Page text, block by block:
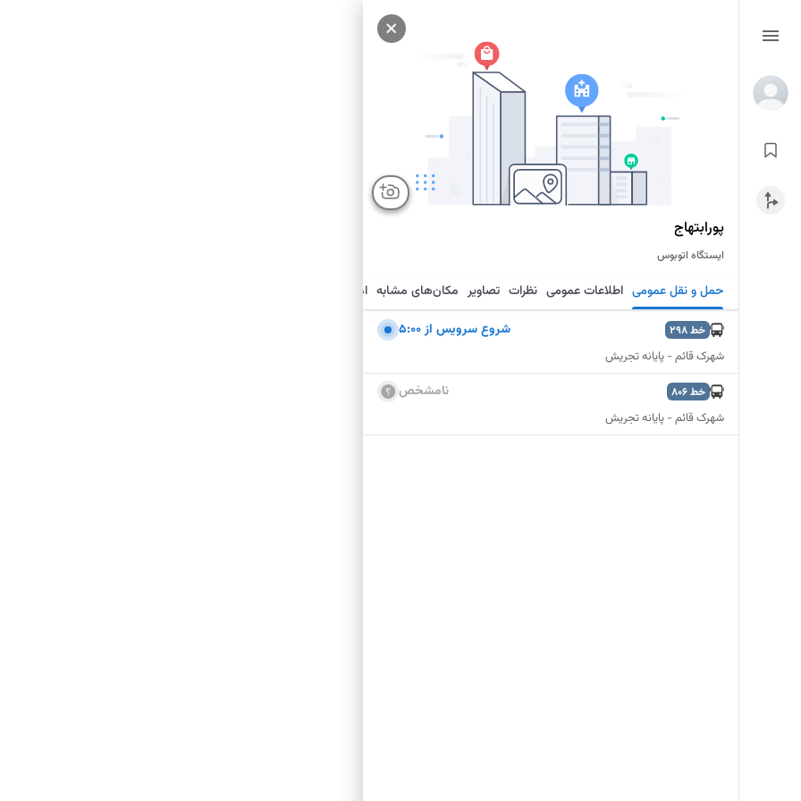
پورابتهاج
ایستگاه اتوبوس
حمل و نقل عمومی اطلاعات عمومی نظرات تصاویر مکان‌های مشابه امکانات نزدیک
خط298 شروع سرويس از 5:00
شهرک قائم - پایانه تجریش
خط806 نامشخص
شهرک قائم - پایانه تجریش